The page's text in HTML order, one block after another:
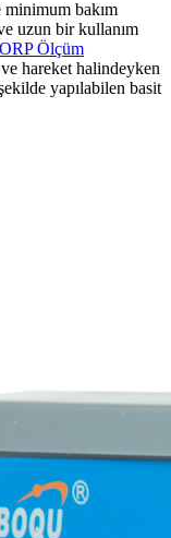
minimum bakım
uzun bir kullanım
Ölçüm
ve hareket halindeyken
yapılabilen basit